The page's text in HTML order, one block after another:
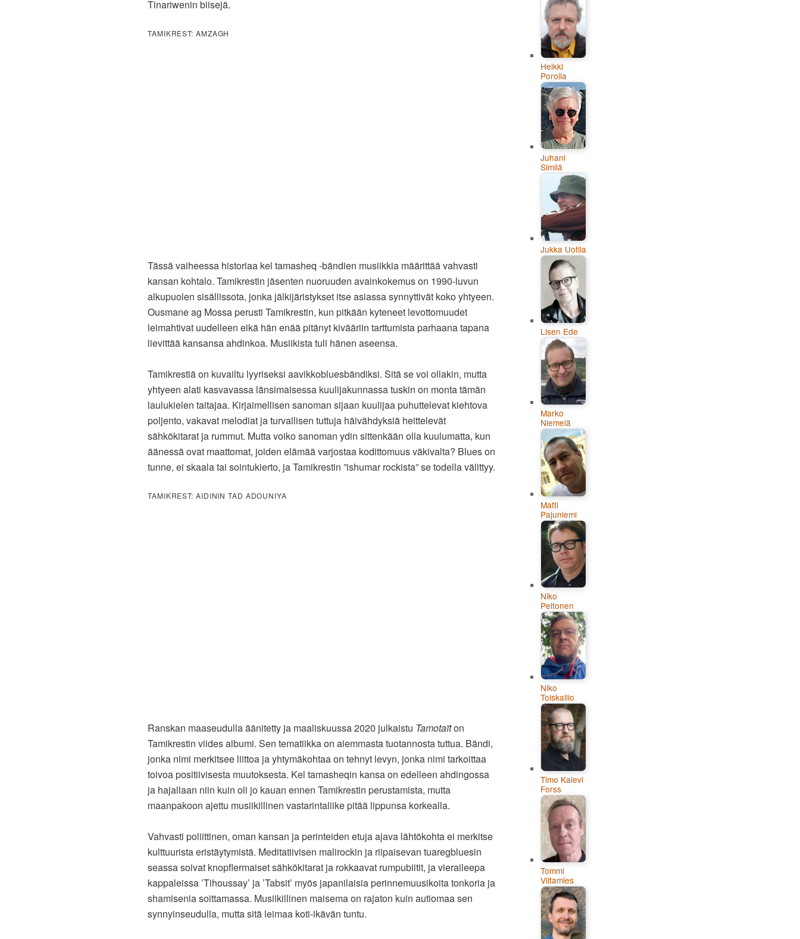
Tinariwenin biisejä.
TAMIKREST: AMZAGH
Tässä vaiheessa historiaa kel tamasheq -bändien musiikkia määrittää vahvasti
kansan kohtalo. Tamikrestin jäsenten nuoruuden avainkokemus on 1990-luvun
alkupuolen sisällissota, jonka jälkijäristykset itse asiassa synnyttivät koko yhtyeen.
Ousmane ag Mossa perusti Tamikrestin, kun pitkään kyteneet levottomuudet
leimahtivat uudelleen eikä hän enää pitänyt kivääriin tarttumista parhaana tapana
lievittää kansansa ahdinkoa. Musiikista tuli hänen aseensa.
Tamikrestiä on kuvailtu lyyriseksi aavikkobluesbändiksi. Sitä se voi ollakin, mutta
yhtyeen alati kasvavassa länsimaisessa kuulijakunnassa tuskin on monta tämän
laulukielen taitajaa. Kirjaimellisen sanoman sijaan kuulijaa puhuttelevat kiehtova
poljento, vakavat melodiat ja turvallisen tuttuja häivähdyksiä heittelevät
sähkökitarat ja rummut. Mutta voiko sanoman ydin sittenkään olla kuulumatta, kun
äänessä ovat maattomat, joiden elämää varjostaa kodittomuus väkivalta? Blues on
tunne, ei skaala tai sointukierto, ja Tamikrestin ”ishumar rockista” se todella välittyy.
TAMIKREST: AIDININ TAD ADOUNIYA
Ranskan maaseudulla äänitetty ja maaliskuussa 2020 julkaistu Tamotaïton
Tamikrestin viides albumi. Sen tematiikka on aiemmasta tuotannosta tuttua. Bändi,
jonka nimi merkitsee liittoa ja yhtymäkohtaa on tehnyt levyn, jonka nimi tarkoittaa
toivoa positiivisesta muutoksesta. Kel tamasheqin kansa on edelleen ahdingossa
ja hajallaan niin kuin oli jo kauan ennen Tamikrestin perustamista, mutta
maanpakoon ajettu musiikillinen vastarintaliike pitää lippunsa korkealla.
Vahvasti poliittinen, oman kansan ja perinteiden etuja ajava lähtökohta ei merkitse
kulttuurista eristäytymistä. Meditatiivisen malirockin ja riipaisevan tuaregbluesin
seassa soivat knopflermaiset sähkökitarat ja rokkaavat rumpubiitit, ja vieraileepa
kappaleissa ’Tihoussay’ ja ’Tabsit’ myös japanilaisia perinnemuusikoita tonkoria ja
shamisenia soittamassa. Musiikillinen maisema on rajaton kuin autiomaa sen
synnyinseudulla, mutta sitä leimaa koti-ikävän tuntu.
Heikki
Poroila
Juhani
Similä
Jukka Uotila
Lisen Ede
Marko
Niemelä
Matti
Pajuniemi
Niko
Peltonen
Niko
Toiskallio
Timo Kalevi
Forss
Tommi
Viitamies